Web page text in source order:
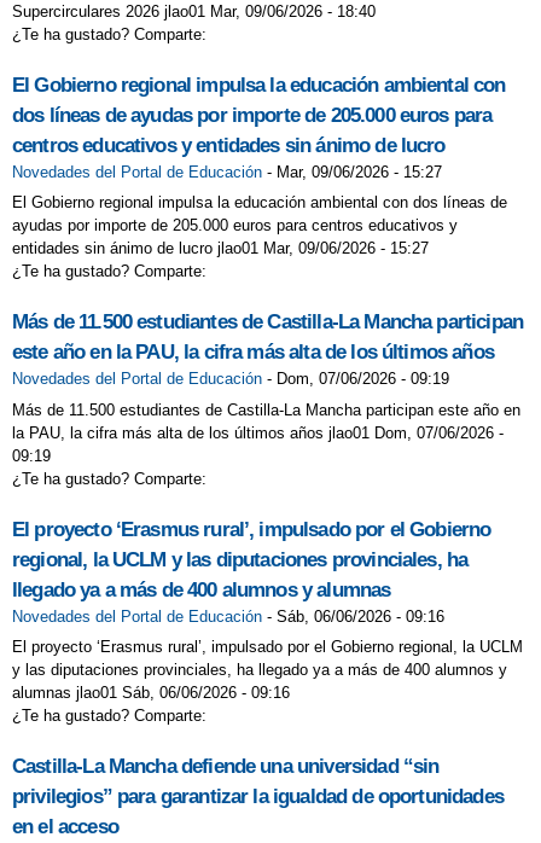
Supercirculares 2026 jlao01 Mar, 09/06/2026 - 18:40
¿Te ha gustado? Comparte:
El Gobierno regional impulsa la educación ambiental con
dos líneas de ayudas por importe de 205.000 euros para
centros educativos y entidades sin ánimo de lucro
Novedades del Portal de Educación - Mar, 09/06/2026 - 15:27
El Gobierno regional impulsa la educación ambiental con dos líneas de
ayudas por importe de 205.000 euros para centros educativos y
entidades sin ánimo de lucro jlao01 Mar, 09/06/2026 - 15:27
¿Te ha gustado? Comparte:
Más de 11.500 estudiantes de Castilla-La Mancha participan
este año en la PAU, la cifra más alta de los últimos años
Novedades del Portal de Educación - Dom, 07/06/2026 - 09:19
Más de 11.500 estudiantes de Castilla-La Mancha participan este año en
la PAU, la cifra más alta de los últimos años jlao01 Dom, 07/06/2026 -
09:19
¿Te ha gustado? Comparte:
El proyecto ‘Erasmus rural’, impulsado por el Gobierno
regional, la UCLM y las diputaciones provinciales, ha
llegado ya a más de 400 alumnos y alumnas
Novedades del Portal de Educación - Sáb, 06/06/2026 - 09:16
El proyecto ‘Erasmus rural’, impulsado por el Gobierno regional, la UCLM
y las diputaciones provinciales, ha llegado ya a más de 400 alumnos y
alumnas jlao01 Sáb, 06/06/2026 - 09:16
¿Te ha gustado? Comparte:
Castilla-La Mancha defiende una universidad “sin
privilegios” para garantizar la igualdad de oportunidades
en el acceso